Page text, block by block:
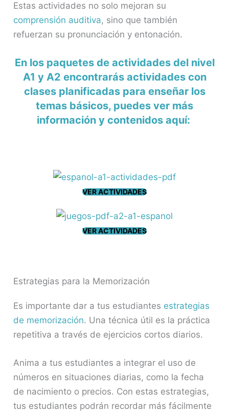
Estas actividades no solo mejoran su
comprensión auditiva, sino que también
refuerzan su pronunciación y entonación.
En los paquetes de actividades del nivel
A1 y A2 encontrarás actividades con
clases planificadas para enseñar los
temas básicos, puedes ver más
información y contenidos aquí:
VER ACTIVIDADES
VER ACTIVIDADES
Estrategias para la Memorización
Es importante dar a tus estudiantes estrategias
de memorización. Una técnica útil es la práctica
repetitiva a través de ejercicios cortos diarios.
Anima a tus estudiantes a integrar el uso de
números en situaciones diarias, como la fecha
de nacimiento o precios. Con estas estrategias,
tus estudiantes podrán recordar más fácilmente